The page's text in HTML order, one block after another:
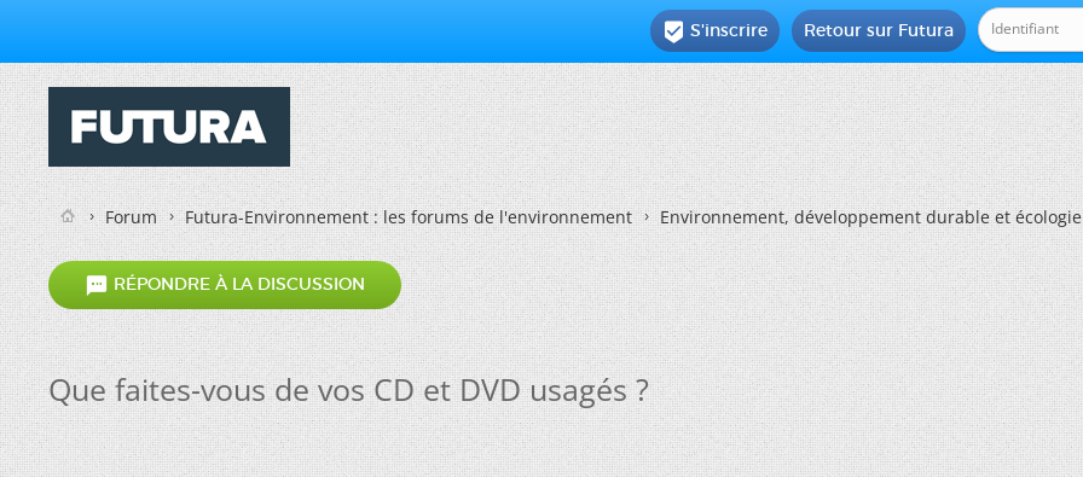
Retour sur Futura
 S'inscrire
Forum Futura-Environnement : les forums de l'environnement Environnement, développement durable et écologie
 RÉPONDRE À LA DISCUSSION
Que faites-vous de vos CD et DVD usagés ?